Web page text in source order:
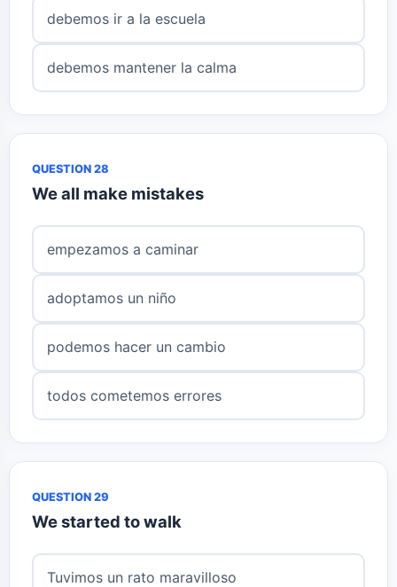
debemos ir a la escuela
debemos mantener la calma
QUESTION 28
We all make mistakes
empezamos a caminar
adoptamos un niño
podemos hacer un cambio
todos cometemos errores
QUESTION 29
We started to walk
Tuvimos un rato maravilloso